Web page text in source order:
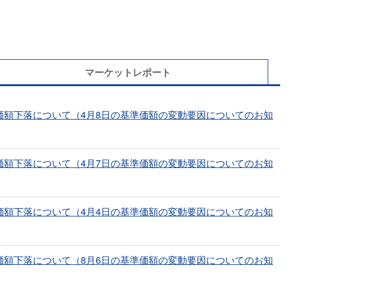
マーケットレポート
下落について（4⽉8⽇の基準価額の変動要因についてのお知
下落について（4⽉7⽇の基準価額の変動要因についてのお知
下落について（4⽉4⽇の基準価額の変動要因についてのお知
下落について（8⽉6⽇の基準価額の変動要因についてのお知